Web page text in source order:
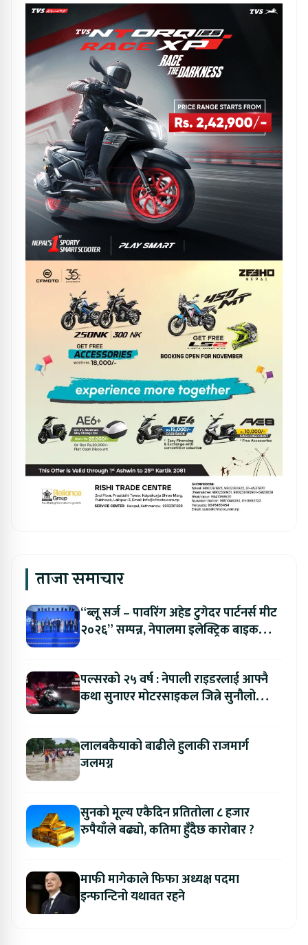
ताजा समाचार
“ब्लू सर्ज – पावरिंग अहेड टुगेदर पार्टनर्स मीट
२०२६” सम्पन्न, नेपालमा इलेक्ट्रिक बाइक
पल्सरको २५ वर्ष : नेपाली राइडरलाई आफ्नै
कथा सुनाएर मोटरसाइकल जित्ने सुनौलो
लालबकैयाको बाढीले हुलाकी राजमार्ग
जलमग्न
सुनको मूल्य एकैदिन प्रतितोला ८ हजार
रुपैयाँले बढ्यो, कतिमा हुँदैछ कारोबार ?
माफी मागेकाले फिफा अध्यक्ष पदमा
इन्फान्टिनो यथावत रहने